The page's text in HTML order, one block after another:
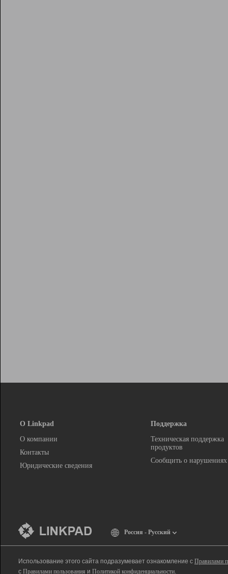
О Linkpad
О компании
Контакты
Юридические сведения
Поддержка
Техническая поддержка
продуктов
Сообщить о нарушениях
Россия - Русский
Использование этого сайта подразумевает ознакомление с Правилами
с Правилами пользования и Политикой конфиденциальности.